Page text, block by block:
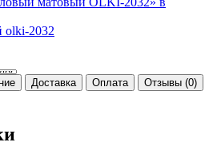
olki-2032
Доставка Оплата
Отзывы (0)